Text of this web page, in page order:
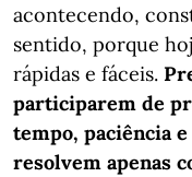
acontecendo,
sentido, porque
rápidas e fáceis.
participarem de
tempo, paciência
resolvem apenas